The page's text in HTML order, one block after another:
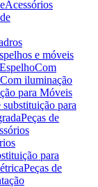
Acessórios
e móveis
Com
iluminação
para Móveis
substituição para
Peças de
para
Peças de